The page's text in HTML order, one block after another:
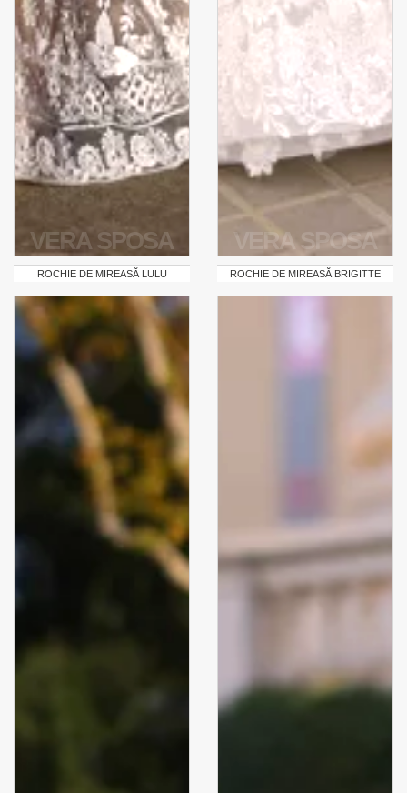
VERA SPOSA
ROCHIE DE MIREASĂ LULU
VERA SPOSA
ROCHIE DE MIREASĂ BRIGITTE